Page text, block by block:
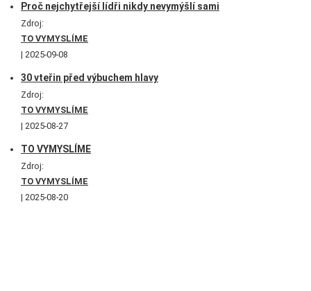
Proč nejchytřejší lídři nikdy nevymýšlí sami
Zdroj:
TO VYMYSLÍME
2025-09-08
30 vteřin před výbuchem hlavy
Zdroj:
TO VYMYSLÍME
2025-08-27
TO VYMYSLÍME
Zdroj:
TO VYMYSLÍME
2025-08-20